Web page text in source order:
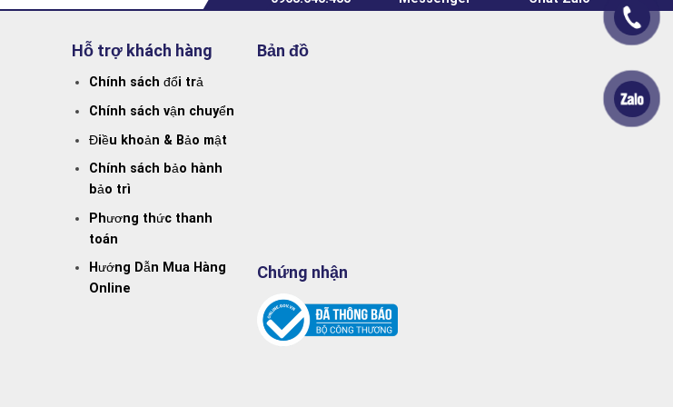
Hỗ trợ khách hàng
Chính sách đổi trả
Chính sách vận chuyển
Điều khoản & Bảo mật
Chính sách bảo hành
bảo trì
Phương thức thanh
toán
Hướng Dẫn Mua Hàng
Online
Bản đồ
Chứng nhận